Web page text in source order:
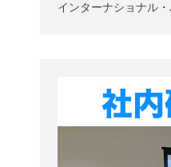
インターナショナル